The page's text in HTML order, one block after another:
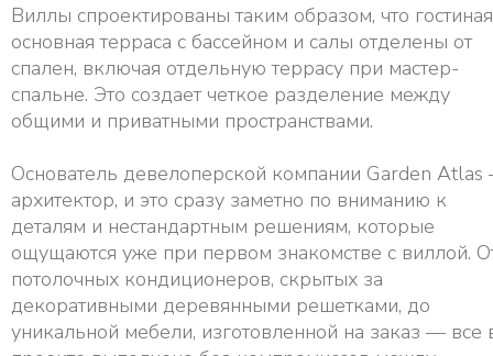
Виллы спроектированы таким образом, что
основная терраса с бассейном и салы отделены от
спален, включая отдельную террасу при мастер-
спальне. Это создает четкое разделение между
общими и приватными пространствами.
Основатель девелоперской компании Garden
архитектор, и это сразу заметно по вниманию к
деталям и нестандартным решениям, которые
ощущаются уже при первом знакомстве с виллой.
потолочных кондиционеров, скрытых за
декоративными деревянными решетками, до
уникальной мебели, изготовленной на заказ — все